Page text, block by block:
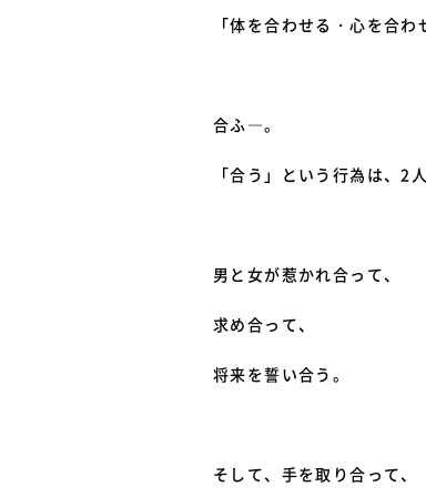
「体を合わせる・心を合
合ふ―。
「合う」という行為は、2
男と女が惹かれ合って、
求め合って、
将来を誓い合う。
そして、手を取り合って、